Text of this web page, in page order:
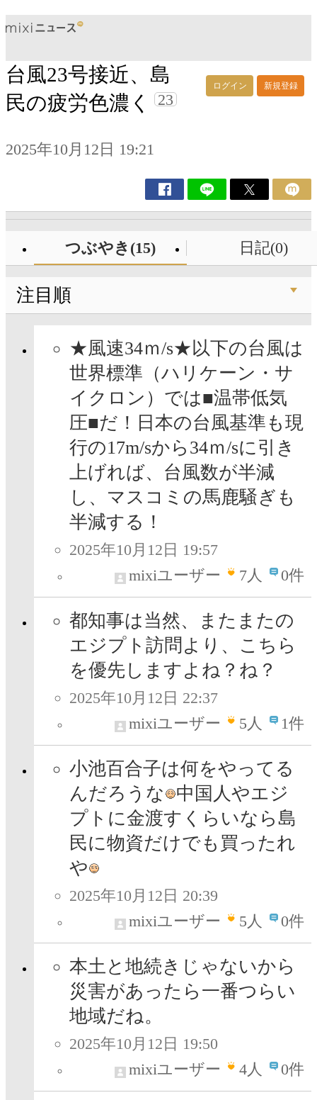
ログイン 新規登録
台風23号接近、島
民の疲労色濃く
23
2025年10月12日 19:21
つぶやき(15) 日記(0)
注目順
★風速34ｍ/s★以下の台風は
世界標準（ハリケーン・サ
イクロン）では■温帯低気
圧■だ！日本の台風基準も現
行の17m/sから34ｍ/sに引き
上げれば、台風数が半減
し、マスコミの馬鹿騒ぎも
半減する！
2025年10月12日 19:57
mixiユーザー
7人 0件
都知事は当然、またまたの
エジプト訪問より、こちら
を優先しますよね？ね？
2025年10月12日 22:37
mixiユーザー
5人 1件
小池百合子は何をやってる
んだろうな
中国人やエジ
プトに金渡すくらいなら島
民に物資だけでも買ったれ
や
2025年10月12日 20:39
mixiユーザー
5人 0件
本土と地続きじゃないから
災害があったら一番つらい
地域だね。
2025年10月12日 19:50
mixiユーザー
4人 0件